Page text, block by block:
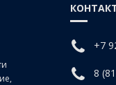
+7
8